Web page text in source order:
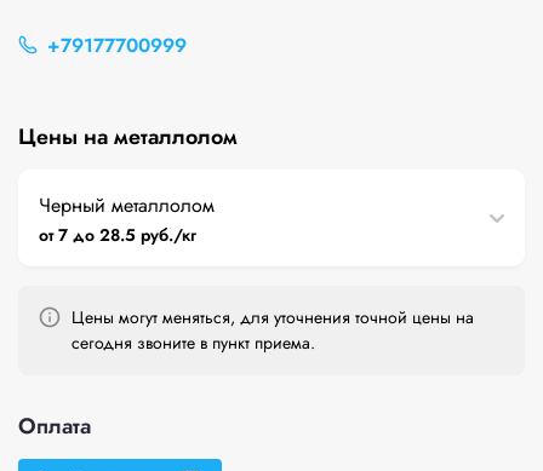
+79177700999
Цены на металлолом
Черный металлолом
от 7 до 28.5 руб./кг
Цены могут меняться, для уточнения точной цены на
сегодня звоните в пункт приема.
Оплата